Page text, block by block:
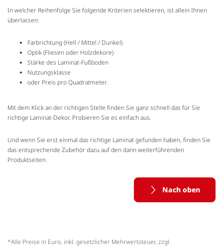
In welcher Reihenfolge Sie folgende Kriterien selektieren, ist allein Ihnen
überlassen:
Farbrichtung (Hell / Mittel / Dunkel)
Optik (Fliesen oder Holzdekore)
Stärke des Laminat-Fußboden
Nutzungsklasse
oder Preis pro Quadratmeter.
Mit dem Klick an der richtigen Stelle finden Sie ganz schnell das für Sie
richtige Laminat-Dekor. Probieren Sie es einfach aus.
Und wenn Sie erst einmal das richtige Laminat gefunden haben, finden Sie
das entsprechende Zubehör dazu auf den dann weiterführenden
Produktseiten.
Nach oben
*Alle Preise in Euro, inkl. gesetzlicher Mehrwertsteuer, zzgl.